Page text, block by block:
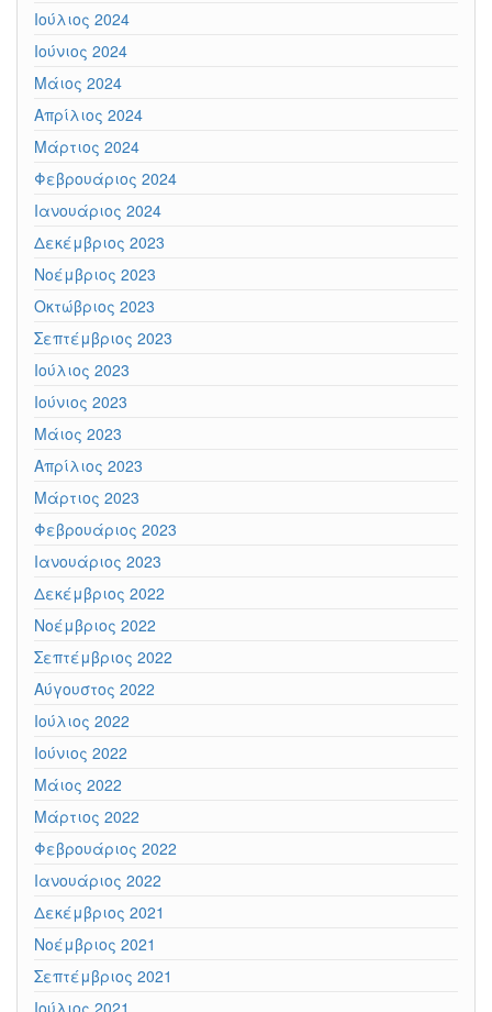
Ιούλιος 2024
Ιούνιος 2024
Μάιος 2024
Απρίλιος 2024
Μάρτιος 2024
Φεβρουάριος 2024
Ιανουάριος 2024
Δεκέμβριος 2023
Νοέμβριος 2023
Οκτώβριος 2023
Σεπτέμβριος 2023
Ιούλιος 2023
Ιούνιος 2023
Μάιος 2023
Απρίλιος 2023
Μάρτιος 2023
Φεβρουάριος 2023
Ιανουάριος 2023
Δεκέμβριος 2022
Νοέμβριος 2022
Σεπτέμβριος 2022
Αύγουστος 2022
Ιούλιος 2022
Ιούνιος 2022
Μάιος 2022
Μάρτιος 2022
Φεβρουάριος 2022
Ιανουάριος 2022
Δεκέμβριος 2021
Νοέμβριος 2021
Σεπτέμβριος 2021